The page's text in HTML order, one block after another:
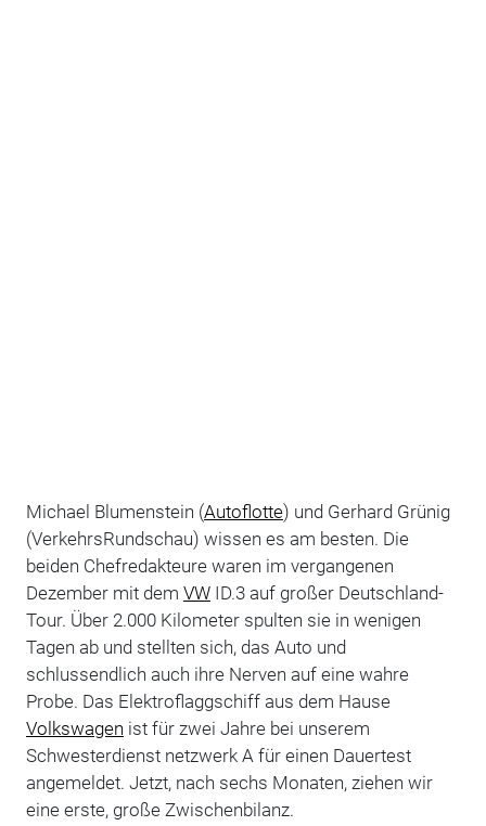
Michael Blumenstein (Autoflotte) und Gerhard Grünig
(VerkehrsRundschau) wissen es am besten. Die
beiden Chefredakteure waren im vergangenen
Dezember mit dem VWID.3 auf großer Deutschland-
Tour. Über 2.000 Kilometer spulten sie in wenigen
Tagen ab und stellten sich, das Auto und
schlussendlich auch ihre Nerven auf eine wahre
Probe. Das Elektroflaggschiff aus dem Hause
Volkswagen ist für zwei Jahre bei unserem
Schwesterdienst netzwerk A für einen Dauertest
angemeldet. Jetzt, nach sechs Monaten, ziehen wir
eine erste, große Zwischenbilanz.